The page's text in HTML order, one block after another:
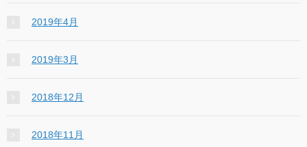
2019年4月
2019年3月
2018年12月
2018年11月